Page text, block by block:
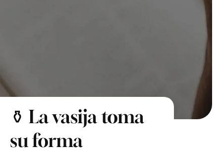
⚱️ La vasija toma
su forma